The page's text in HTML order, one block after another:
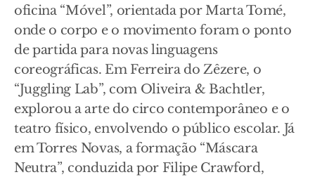
oficina “Móvel”, orientada por Marta Tomé,
onde o corpo e o movimento foram o ponto
de partida para novas linguagens
coreográficas. Em Ferreira do Zêzere, o
“Juggling Lab”, com Oliveira & Bachtler,
explorou a arte do circo contemporâneo e o
teatro físico, envolvendo o público escolar. Já
em Torres Novas, a formação “Máscara
Neutra”, conduzida por Filipe Crawford,